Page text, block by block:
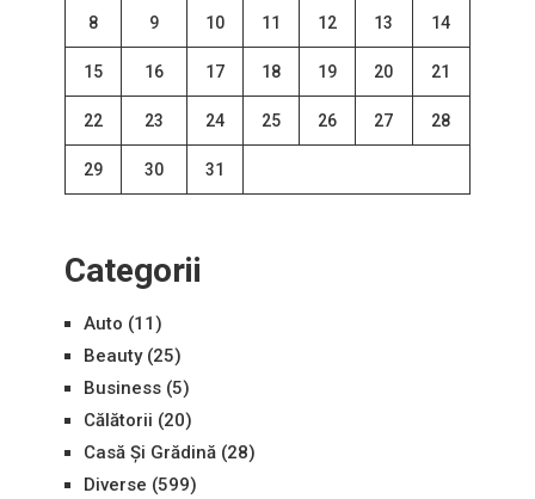
8 9 10 11 12 13 14
15 16 17 18 19 20 21
22 23 24 25 26 27 28
29 30 31
Categorii
Auto (11)
Beauty(25)
Business(5)
Călătorii (20)
Casă Și Grădină(28)
Diverse (599)